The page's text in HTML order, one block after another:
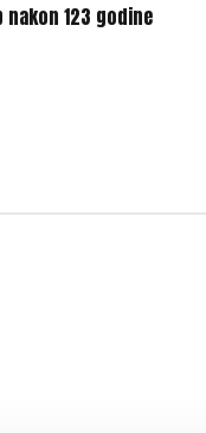
123 godine